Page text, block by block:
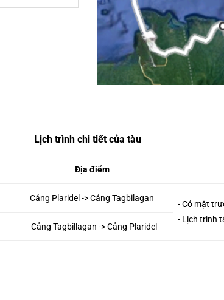
Lịch trình chi tiết của tàu
Địa điểm
Cảng Plaridel -> Cảng Tagbilagan
- Có mặt
- Lịch trình
Cảng Tagbillagan -> Cảng Plaridel